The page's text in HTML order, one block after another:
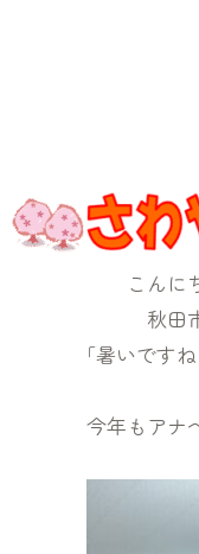
こんに
秋田
「暑いです
今年もアナ